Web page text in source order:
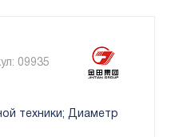
09935
техники; Диаметр